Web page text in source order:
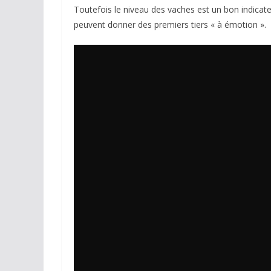
Toutefois le niveau des vaches est un bon
peuvent donner des premiers tiers « à émotion ».